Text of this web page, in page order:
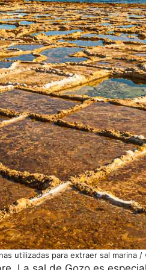
utilizadas para extraer sal marina